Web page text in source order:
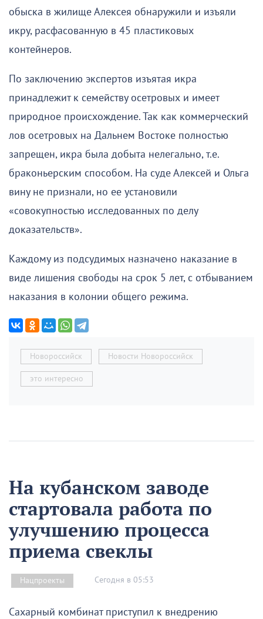
обыска в жилище Алексея обнаружили и изъяли
икру, расфасованную в 45 пластиковых
контейнеров.
По заключению экспертов изъятая икра
принадлежит к семейству осетровых и имеет
природное происхождение. Так как коммерческий
лов осетровых на Дальнем Востоке полностью
запрещен, икра была добыта нелегально, т.е.
браконьерским способом. На суде Алексей и Ольга
вину не признали, но ее установили
«совокупностью исследованных по делу
доказательств».
Каждому из подсудимых назначено наказание в
виде лишения свободы на срок 5 лет, с отбыванием
наказания в колонии общего режима.
Новороссийск Новости Новороссийск
это интересно
На кубанском заводе
стартовала работа по
улучшению процесса
приема свеклы
Нацпроекты Сегодня в 05:53
Сахарный комбинат приступил к внедрению